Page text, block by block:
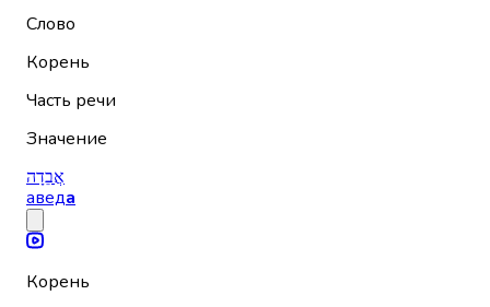
Слово
Корень
Часть речи
Значение
אֲבֵדָה
аведа
Корень